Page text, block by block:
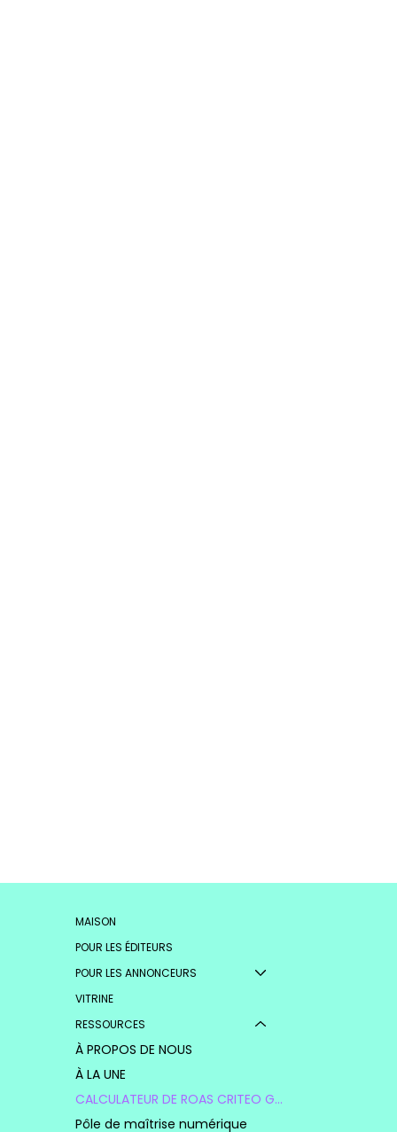
MAISON
POUR LES ÉDITEURS
POUR LES ANNONCEURS
VITRINE
RESSOURCES
À PROPOS DE NOUS
À LA UNE
CALCULATEUR DE ROAS CRITEO GO
Pôle de maîtrise numérique